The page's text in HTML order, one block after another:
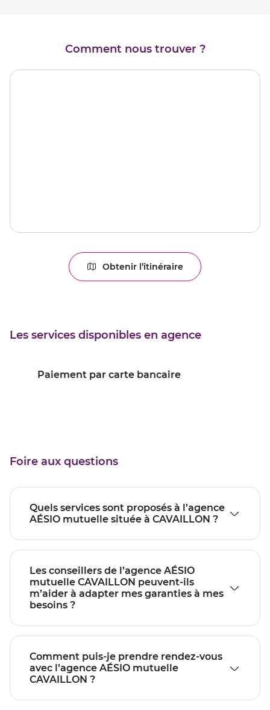
Comment nous trouver ?
Obtenir l’itinéraire
jusqu'au
point
Les services disponibles en agence
Paiement par carte bancaire
Foire aux questions
Quels services sont proposés à l’agence
AÉSIO mutuelle située à CAVAILLON ?
Les conseillers de l’agence AÉSIO
mutuelle CAVAILLON peuvent-ils
m’aider à adapter mes garanties à mes
besoins ?
Comment puis-je prendre rendez-vous
avec l’agence AÉSIO mutuelle
CAVAILLON ?